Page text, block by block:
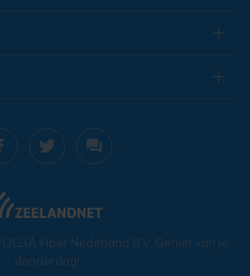
DELTA Fiber Nederland B.V. Geniet van je
donderdag!